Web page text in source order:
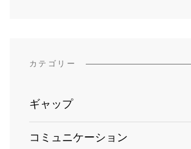
カテゴリー
ギャップ
コミュニケーション